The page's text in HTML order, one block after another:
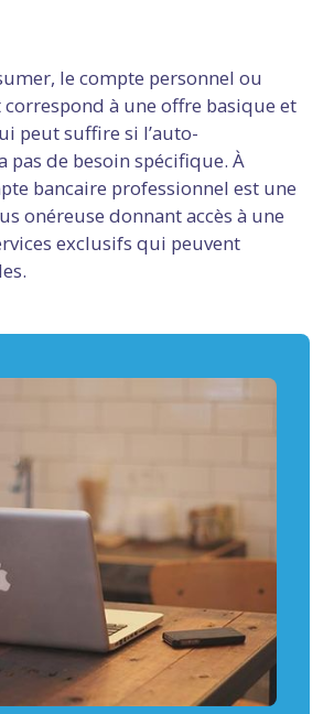
le compte personnel ou
à une offre basique et
peut suffire si l’auto-
pas de besoin spécifique. À
bancaire professionnel est une
onéreuse donnant accès à une
exclusifs qui peuvent